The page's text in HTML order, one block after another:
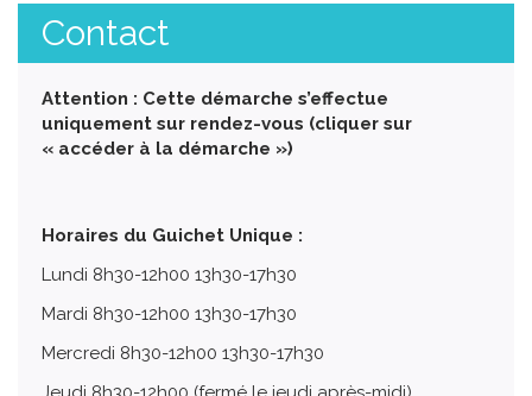
Contact
Attention : Cette démarche s’effectue
uniquement sur rendez-vous (cliquer sur
« accéder à la démarche »)
Horaires du Guichet Unique :
Lundi 8h30-12h00 13h30-17h30
Mardi 8h30-12h00 13h30-17h30
Mercredi 8h30-12h00 13h30-17h30